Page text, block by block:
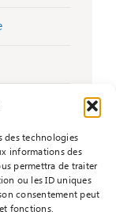
des technologies
informations des
permettra de traiter
ou les ID uniques
consentement peut
fonctions.